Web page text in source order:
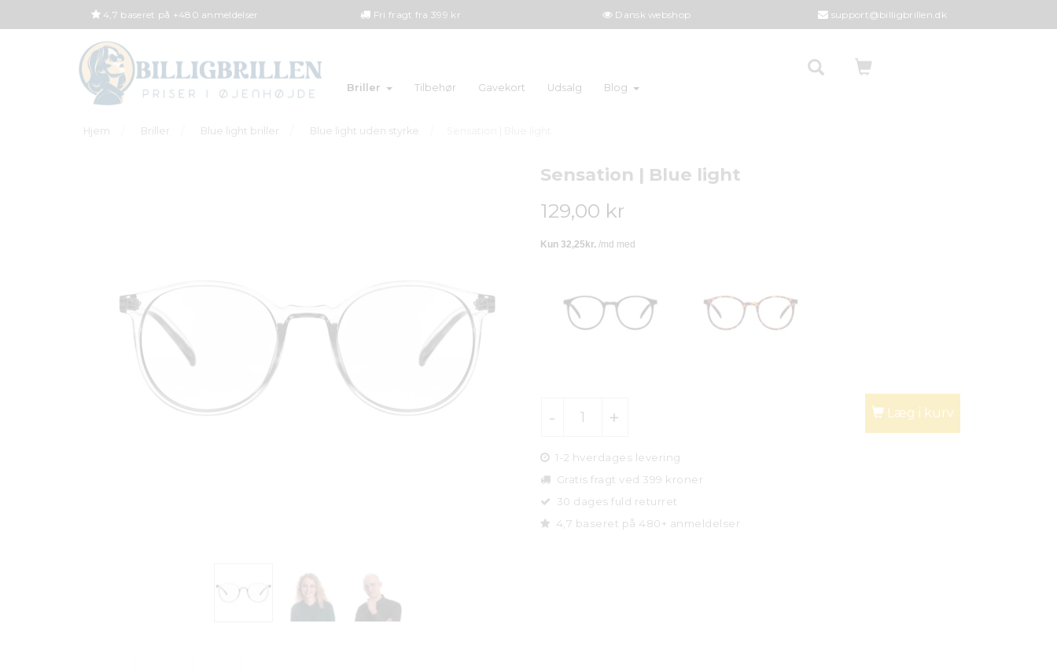
4,7 baseret på +480 anmeldelser Fri fragt fra 399 kr Dansk webshop support@billigbrillen.dk
Briller Tilbehør Gavekort Udsalg Blog
Hjem Briller Blue light briller Blue light uden styrke
Sensation | Blue light
129,00 kr
Læg i kurv
1-2 hverdages levering
Gratis fragt ved 399 kroner
30 dages fuld returret
4,7 baseret på 480+ anmeldelser